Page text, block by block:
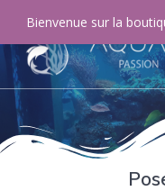
Bienvenue sur la